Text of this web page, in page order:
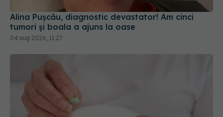
Alina Pușcău, diagnostic devastator! Am cinci
tumori și boala a ajuns la oase
04 aug 2026, 11:27